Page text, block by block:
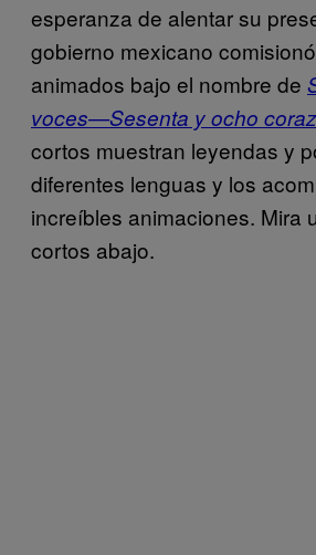
esperanza de alentar su
gobierno mexicano
animados bajo el nombre de
voces—Sesenta y ocho
cortos muestran leyendas y
diferentes lenguas y los
increíbles animaciones. Mira
cortos abajo.